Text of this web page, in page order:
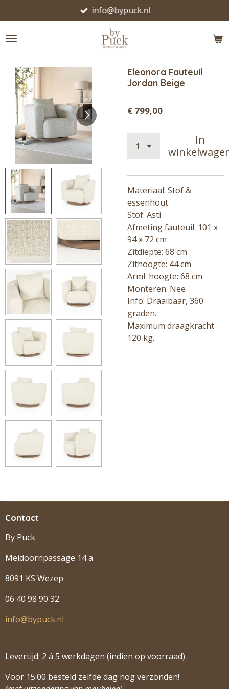
direct
naar
info@bypuck.nl
Eleonora Fauteuil
Jordan Beige
€ 799,00
In
Materiaal: Stof &
essenhout
Stof: Asti
Afmeting fauteuil: 101 x
94 x 72 cm
Zitdiepte: 68 cm
Zithoogte: 44 cm
Arml. hoogte: 68 cm
Monteren: Nee
Info: Draaibaar, 360
graden.
Maximum draagkracht
120 kg.
Contact
By Puck
Meidoornpassage 14 a
8091 KS Wezep
06 40 98 90 32
info@bypuck.nl
Levertijd: 2 á 5 werkdagen (indien op voorraad)
Voor 15:00 besteld zelfde dag nog verzonden!